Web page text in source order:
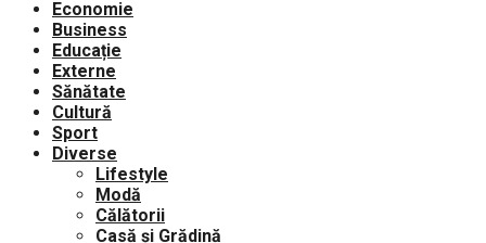
Economie
Business
Educație
Externe
Sănătate
Cultură
Sport
Diverse
Lifestyle
Modă
Călătorii
Casă și Grădină